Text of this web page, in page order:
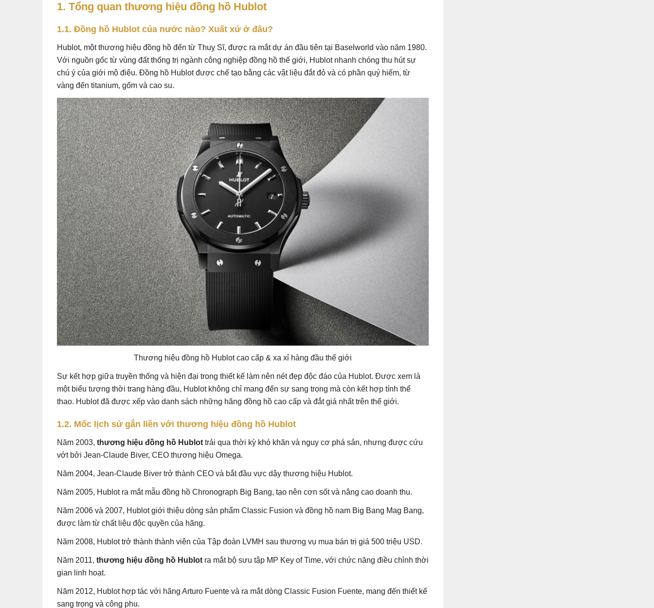
1. Tổng quan thương hiệu đồng hồ Hublot
1.1. Đồng hồ Hublot của nước nào? Xuất xứ ở đâu?
Hublot, một thương hiệu đồng hồ đến từ Thuỵ Sĩ, được ra mắt dự án đầu tiên tại Baselworld vào năm 1980.
Với nguồn gốc từ vùng đất thống trị ngành công nghiệp đồng hồ thế giới, Hublot nhanh chóng thu hút sự
chú ý của giới mộ điệu. Đồng hồ Hublot được chế tạo bằng các vật liệu đắt đỏ và có phần quý hiếm, từ
vàng đến titanium, gốm và cao su.
Thương hiệu đồng hồ Hublot cao cấp & xa xỉ hàng đầu thế giới
Sự kết hợp giữa truyền thống và hiện đại trong thiết kế làm nên nét đẹp độc đáo của Hublot. Được xem là
một biểu tượng thời trang hàng đầu, Hublot không chỉ mang đến sự sang trọng mà còn kết hợp tính thể
thao. Hublot đã được xếp vào danh sách những hãng đồng hồ cao cấp và đắt giá nhất trên thế giới.
1.2. Mốc lịch sử gắn liền với thương hiệu đồng hồ Hublot
Năm 2003, thương hiệu đồng hồ Hublot trải qua thời kỳ khó khăn và nguy cơ phá sản, nhưng được cứu
vớt bởi Jean-Claude Biver, CEO thương hiệu Omega.
Năm 2004, Jean-Claude Biver trở thành CEO và bắt đầu vực dậy thương hiệu Hublot.
Năm 2005, Hublot ra mắt mẫu đồng hồ Chronograph Big Bang, tạo nên cơn sốt và nâng cao doanh thu.
Năm 2006 và 2007, Hublot giới thiệu dòng sản phẩm Classic Fusion và đồng hồ nam Big Bang Mag Bang,
được làm từ chất liệu độc quyền của hãng.
Năm 2008, Hublot trở thành thành viên của Tập đoàn LVMH sau thương vụ mua bán trị giá 500 triệu USD.
Năm 2011, thương hiệu đồng hồ Hublot ra mắt bộ sưu tập MP Key of Time, với chức năng điều chỉnh thời
gian linh hoạt.
Năm 2012, Hublot hợp tác với hãng Arturo Fuente và ra mắt dòng Classic Fusion Fuente, mang đến thiết kế
sang trọng và công phu.